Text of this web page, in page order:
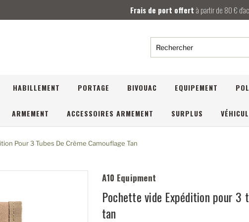
Frais de port offert à partir de 80 €
Rechercher
HABILLEMENT PORTAGE BIVOUAC EQUIPEMENT
ARMEMENT ACCESSOIRES ARMEMENT SURPLUS
Pour 3 Tubes De Crème Camouflage Tan
A10 Equipment
Pochette vide Expédition pour 3
tan